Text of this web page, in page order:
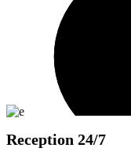
Reception 24/7